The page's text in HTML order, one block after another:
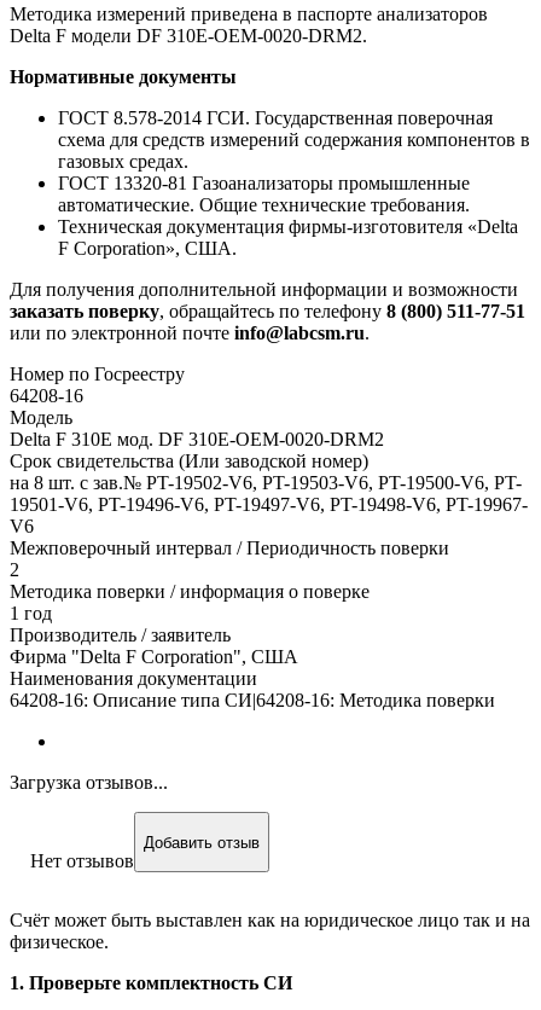
Методика измерений приведена в паспорте анализаторов
Delta F модели DF 310E-OEM-0020-DRM2.
Нормативные документы
ГОСТ 8.578-2014 ГСИ. Государственная поверочная
схема для средств измерений содержания компонентов в
газовых средах.
ГОСТ 13320-81 Газоанализаторы промышленные
автоматические. Общие технические требования.
Техническая документация фирмы-изготовителя «Delta
F Corporation», США.
Для получения дополнительной информации и возможности
заказать поверку, обращайтесь по телефону 8 (800) 511-77-51
или по электронной почте info@labcsm.ru.
Номер по Госреестру
64208-16
Модель
Delta F 310E мод. DF 310E-ОЕМ-0020-DRM2
Срок свидетельства (Или заводской номер)
на 8 шт. с зав.№ PT-19502-V6, PT-19503-V6, PT-19500-V6, PT-
19501-V6, PT-19496-V6, PT-19497-V6, PT-19498-V6, PT-19967-
V6
Межповерочный интервал / Периодичность поверки
2
Методика поверки / информация о поверке
1 год
Производитель / заявитель
Фирма "Delta F Corporation", США
Наименования документации
64208-16: Описание типа СИ|64208-16: Методика поверки
Загрузка отзывов...
Нет отзывов
Добавить отзыв
Счёт может быть выставлен как на юридическое лицо так и на
физическое.
1. Проверьте комплектность СИ